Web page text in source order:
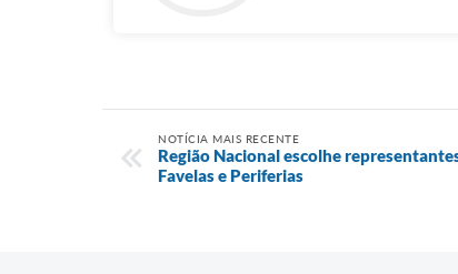
NOTÍCIA MAIS RECENTE
Região Nacional escolhe
Favelas e Periferias